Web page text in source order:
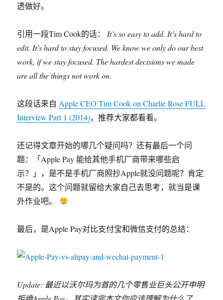
透做好。
引用一段Tim Cook的话： It’s so easy to add. It’s hard to
edit. It’s hard to stay focused. We know we only do our best
work, if we stay focused. The hardest decisions we made
are all the things not work on.
这段话来自 Apple CEO Tim Cook on Charlie Rose FULL
Interview Part 1 (2014)，推荐大家都看看。
还记得文章开始的哪几个疑问吗？还有最后一个问
题：「Apple Pay 能给其他手机厂商带来哪些启
示？」，是不是手机厂商照抄Apple就没问题呢？肯定
不是的。这个问题就留给大家自己去思考，就当是课
外作业吧。
最后，是Apple Pay对比支付宝和微信支付的总结：
Update: 最近以沃尔玛为首的几个零售业巨头公开申明